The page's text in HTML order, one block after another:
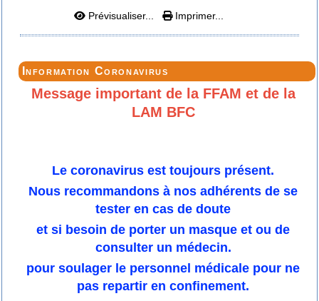
Prévisualiser... Imprimer...
Information Coronavirus
Message important de la FFAM et de la
LAM BFC
Le coronavirus est toujours présent.
Nous recommandons à nos adhérents de se
tester en cas de doute
et si besoin de porter un masque et ou de
consulter un médecin.
pour soulager le personnel médicale pour ne
pas repartir en confinement.